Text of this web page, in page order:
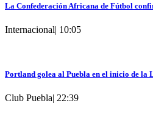
La Confederación Africana de Fútbol
Internacional| 10:05
Portland golea al Puebla en el inicio de la
Club Puebla| 22:39